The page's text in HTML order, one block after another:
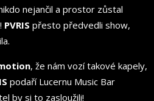
nejančil a prostor zůstal
PVRIS přesto předvedli show,
, že nám vozí takové kapely,
podaří Lucernu Music Bar
by si to zasloužili!